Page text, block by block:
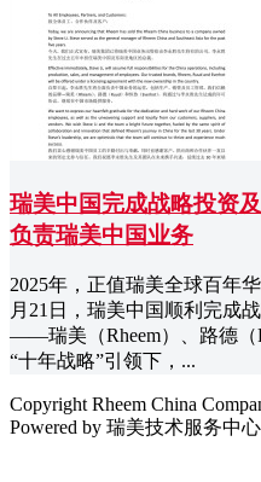
瑞美中国完成战略投资
负责瑞美中国业务
2025年，正值瑞美全球百年
月21日，瑞美中国顺利完成
——瑞美（Rheem）、路德（
“十年战略”引领下，...
Copyright Rheem China
Powered by 瑞美技术服务中